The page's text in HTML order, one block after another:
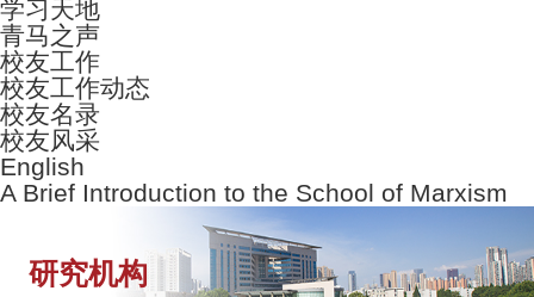
学习天地
青马之声
校友工作
校友工作动态
校友名录
校友风采
English
A Brief Introduction to the School of Marxism
研究机构